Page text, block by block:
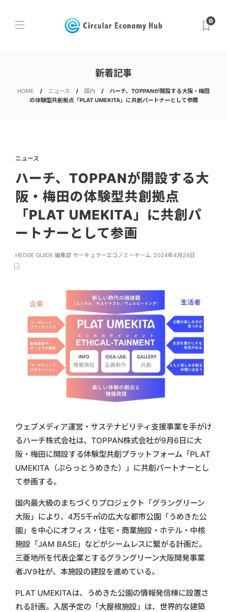
0
新着記事
HOME ニュース 国内
ハーチ、TOPPANが開設する大阪・梅田
の体験型共創拠点「PLAT UMEKITA」に共創パートナーとして参画
ニュース
ハーチ、TOPPANが開設する大
阪・梅田の体験型共創拠点
「PLAT UMEKITA」に共創パ
ートナーとして参画
HEDGE GUIDE 編集部 サーキュラーエコノミーチーム, 2024年4月24日
ウェブメディア運営・サステナビリティ支援事業を手がけ
るハーチ株式会社は、TOPPAN株式会社が9月6日に大
阪・梅田に開設する体験型共創プラットフォーム「PLAT
UMEKITA（ぷらっとうめきた）」に共創パートナーとし
て参画する。
国内最大級のまちづくりプロジェクト「グラングリーン
大阪」により、4万5千㎡の広大な都市公園「うめきた公
園」を中心にオフィス・住宅・商業施設・ホテル・中核
施設「JAM BASE」などがシームレスに繋がる計画だ。
三菱地所を代表企業とするグラングリーン大阪開発事業
者JV9社が、本施設の建設を進めている。
PLAT UMEKITAは、うめきた公園の情報発信棟に設置さ
れる計画。入居予定の「大屋根施設」は、世界的な建築